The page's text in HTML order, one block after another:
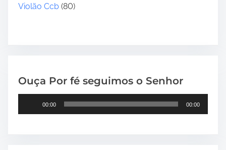
Violão Ccb (80)
Ouça Por fé seguimos o Senhor
00:00 00:00